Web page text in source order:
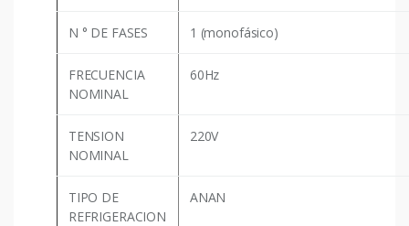
N ° DE FASES 1 (monofásico)
FRECUENCIA
NOMINAL
60Hz
TENSION
NOMINAL
220V
TIPO DE
REFRIGERACION
ANAN